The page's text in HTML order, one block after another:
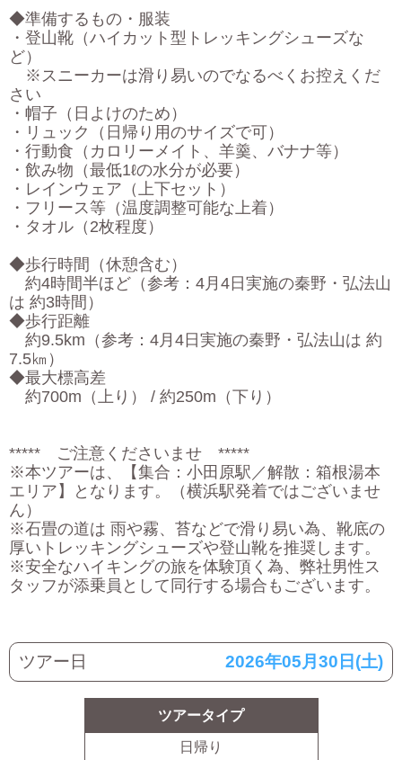
◆準備するもの・服装
・登山靴（ハイカット型トレッキングシューズな
ど）
※スニーカーは滑り易いのでなるべくお控えくだ
さい
・帽子（日よけのため）
・リュック（日帰り用のサイズで可）
・行動食（カロリーメイト、羊羹、バナナ等）
・飲み物（最低1ℓの水分が必要）
・レインウェア（上下セット）
・フリース等（温度調整可能な上着）
・タオル（2枚程度）
◆歩行時間（休憩含む）
約4時間半ほど（参考：4月4日実施の秦野・弘法山
は 約3時間）
◆歩行距離
約9.5km（参考：4月4日実施の秦野・弘法山は 約
7.5㎞）
◆最大標高差
約700m（上り） / 約250m（下り）
***** ご注意くださいませ *****
※本ツアーは、【集合：小田原駅／解散：箱根湯本
エリア】となります。（横浜駅発着ではございませ
ん）
※石畳の道は 雨や霧、苔などで滑り易い為、靴底の
厚いトレッキングシューズや登山靴を推奨します。
※安全なハイキングの旅を体験頂く為、弊社男性ス
タッフが添乗員として同行する場合もございます。
ツアー日 2026年05月30日(土)
ツアータイプ
日帰り